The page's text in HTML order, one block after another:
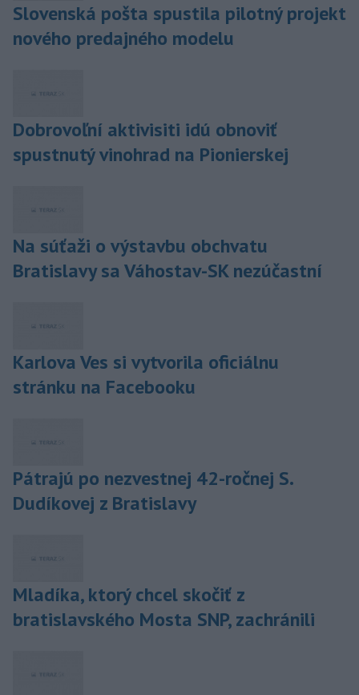
Slovenská pošta spustila pilotný projekt
nového predajného modelu
Dobrovoľní aktivisiti idú obnoviť
spustnutý vinohrad na Pionierskej
Na súťaži o výstavbu obchvatu
Bratislavy sa Váhostav-SK nezúčastní
Karlova Ves si vytvorila oficiálnu
stránku na Facebooku
Pátrajú po nezvestnej 42-ročnej S.
Dudíkovej z Bratislavy
Mladíka, ktorý chcel skočiť z
bratislavského Mosta SNP, zachránili